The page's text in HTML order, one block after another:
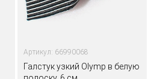
Артикул: 66990068
Галстук узкий Olymp в белую